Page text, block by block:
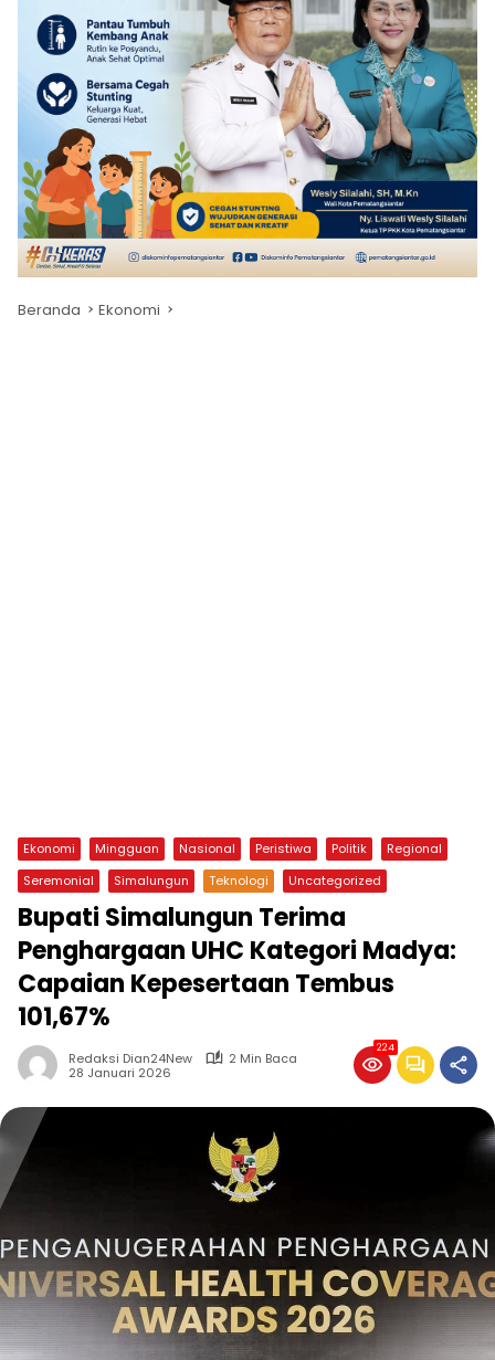
Beranda Ekonomi
Ekonomi Mingguan Nasional Peristiwa Politik
Regional
Seremonial
Simalungun Teknologi Uncategorized
Bupati Simalungun Terima
Penghargaan UHC Kategori Madya:
Capaian Kepesertaan Tembus
101,67%
Redaksi Dian24New
2 Min Baca
28 Januari 2026
224